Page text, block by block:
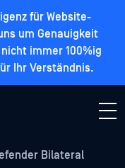
für Website-
um Genauigkeit
immer 100%ig
Ihr Verständnis.
Bilateral